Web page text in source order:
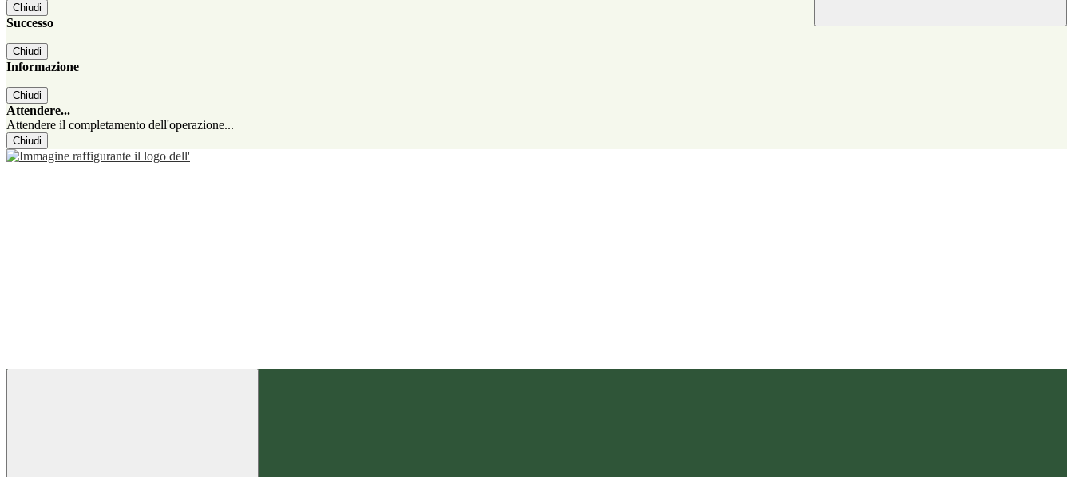
Chiudi
Successo
Chiudi
Informazione
Chiudi
Attendere...
Attendere il completamento dell'operazione...
Chiudi